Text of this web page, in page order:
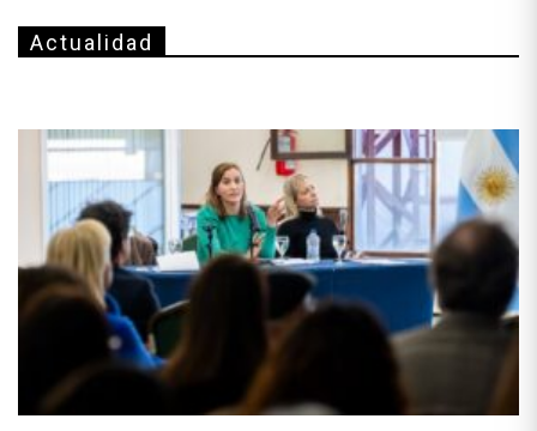
Actualidad